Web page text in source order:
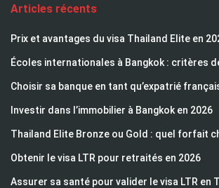
Articles récents
Prix et avantages du visa Thailand Elite en
Écoles internationales à Bangkok : critères
Choisir sa banque en tant qu’expatrié
Investir dans l’immobilier à Bangkok en 2026
Thailand Elite Bronze ou Gold : quel forfait
Obtenir le visa LTR pour retraités en 2026
Assurer sa santé pour valider le visa LTR en